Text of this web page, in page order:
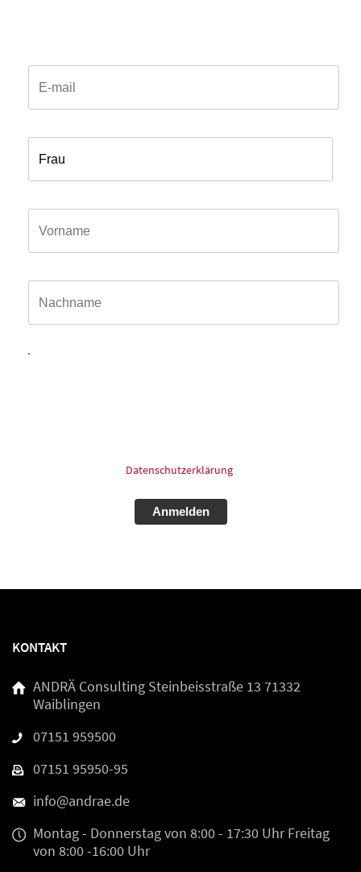
Datenschutzerklärung
KONTAKT
ANDRÄ Consulting Steinbeisstraße 13 71332
Waiblingen
07151 959500
07151 95950-95
info@andrae.de
Montag - Donnerstagvon 8:00 - 17:30 UhrFreitag
von 8:00 -16:00 Uhr